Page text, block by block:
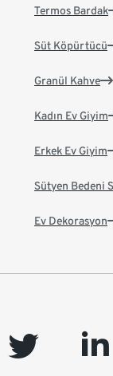
Termos Bardak
Süt Köpürtücü
Granül Kahve
Kadın Ev Giyim
Erkek Ev Giyim
Sütyen Bedeni
Ev Dekorasyon
twitter linkedin